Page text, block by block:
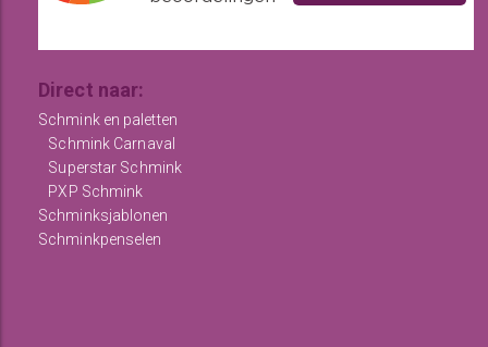
Direct naar:
Schmink en paletten
Schmink Carnaval
Superstar Schmink
PXP Schmink
Schminksjablonen
Schminkpenselen